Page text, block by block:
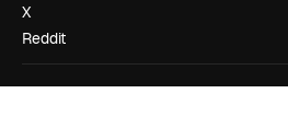
X
Reddit